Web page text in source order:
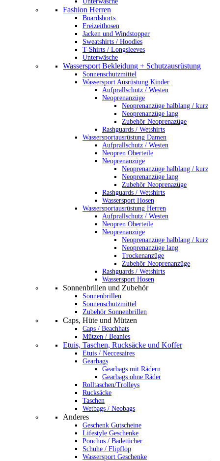
Fashion Herren
Boardshorts
Freizeithosen
Jacken und Windstopper
Sweatshirts / Hoodies
T-Shirts / Longsleeves
Unterwäsche
Wassersport Bekleidung + Schutzausrüstung
Sonnenschutzmittel
Wassersport Ausrüstung Kinder
Aufprallschutz / Westen
Neoprenanzüge
Neoprenanzüge halblang / kurz
Neoprenanzüge lang
Zubehör Neoprenazüge
Rashguards / Wetshirts
Wassersportausrüstung Damen
Aufprallschutz / Westen
Neopren Oberteile
Neoprenanzüge
Neoprenanzüge halblang / kurz
Neoprenanzüge lang
Zubehör Neoprenazüge
Rashguards / Wetshirts
Wassersport Hosen
Wassersportausrüstung Herren
Aufprallschutz / Westen
Neopren Oberteile
Neoprenanzüge
Neoprenanzüge halblang / kurz
Neoprenanzüge lang
Trockenanzüge
Zubehör Neoprenanzüge
Rashguards / Wetshirts
Wassersport Hosen
Sonnenbrillen und Zubehör
Sonnenbrillen
Sonnenschutzmittel
Zubehör Sonnenbrillen
Caps, Hüte und Mützen
Caps / Beachhats
Mützen / Beanies
Etuis, Taschen, Rucksäcke und Koffer
Etuis / Neccesaires
Gearbags
Gearbags mit Rädern
Gearbags ohne Räder
Rolltaschen/Trolleys
Rucksäcke
Taschen
Wetbags / Neobags
Anderes
Geschenk Gutscheine
Lifestyle Geschenke
Ponchos / Badetücher
Schuhe / Flipflop
Wassersport Geschenke